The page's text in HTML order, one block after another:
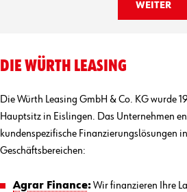
WEITER
DIE WÜRTH LEASING
Die Würth Leasing GmbH & Co. KG wurde
Hauptsitz in Eislingen. Das Unternehmen
kundenspezifische Finanzierungslösungen
Geschäftsbereichen:
Agrar Finance:Wir finanzieren Ihre